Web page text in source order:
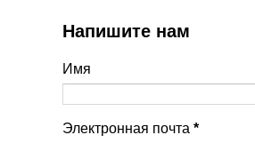
Напишите нам
Имя
Электронная почта *